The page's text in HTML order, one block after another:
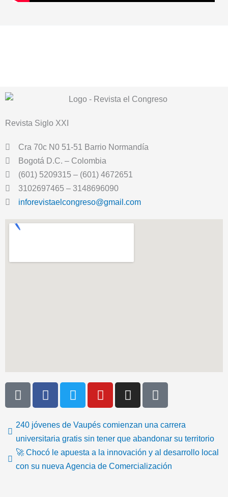
Revista Siglo XXI
Cra 70c N0 51-51 Barrio Normandía
Bogotá D.C. – Colombia
(601) 5209315 – (601) 4672651
3102697465 – 3148696090
inforevistaelcongreso@gmail.com
T
i
t
o
k
F
a
e
b
o
o
T
w
t
t
e
r
Y
o
t
u
b
e
I
n
t
a
g
r
I
c
n
-
e
m
240 jóvenes de Vaupés comienzan una carrera
universitaria gratis sin tener que abandonar su territorio
🚀 Chocó le apuesta a la innovación y al desarrollo local
con su nueva Agencia de Comercialización